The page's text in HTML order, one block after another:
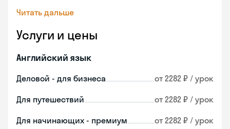
Читать дальше
Услуги и цены
Английский язык
Деловой - для бизнеса от 2282 ₽ / урок
Для путешествий от 2282 ₽ / урок
Для начинающих - премиум от 2282 ₽ / урок